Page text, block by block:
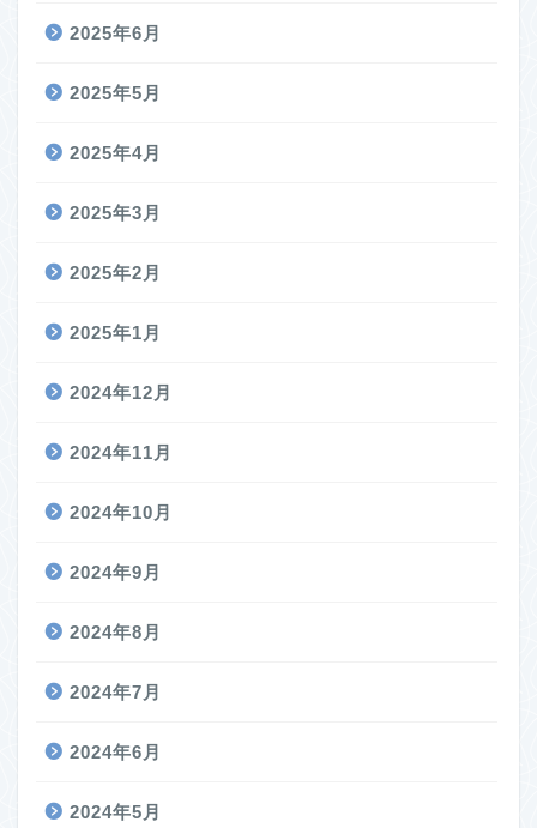
2025年6月
2025年5月
2025年4月
2025年3月
2025年2月
2025年1月
2024年12月
2024年11月
2024年10月
2024年9月
2024年8月
2024年7月
2024年6月
2024年5月